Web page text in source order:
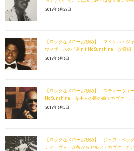
2019年6月23日
【ロックなメローお勧め】 マイケル・ジ
ウィザースの「Ain't No Sunshine」が収録
2019年6月6日
【ロックなメローお勧め】 スティーヴィ
No Sunshine」を本人の目の前でカヴァー
2019年6月5日
【ロックなメローお勧め】 ジェフ・ベッ
ティーヴィーが後からセルフ・カヴァーと